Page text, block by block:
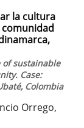
la cultura
of sustainable
Case:
Colombia
Orrego,